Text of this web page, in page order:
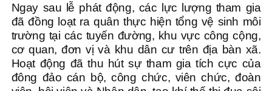
Ngay sau lễ phát động, các lực lượng tham gia
đã đồng loạt ra quân thực hiện tổng vệ sinh môi
trường tại các tuyến đường, khu vực công cộng,
cơ quan, đơn vị và khu dân cư trên địa bàn xã.
Hoạt động đã thu hút sự tham gia tích cực của
đông đảo cán bộ, công chức, viên chức, đoàn